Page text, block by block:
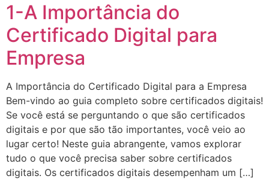
1-A Importância do
Certificado Digital para
Empresa
A Importância do Certificado Digital para a Empresa
Bem-vindo ao guia completo sobre certificados digitais!
Se você está se perguntando o que são certificados
digitais e por que são tão importantes, você veio ao
lugar certo! Neste guia abrangente, vamos explorar
tudo o que você precisa saber sobre certificados
digitais. Os certificados digitais desempenham um […]